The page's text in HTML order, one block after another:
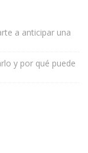
a anticipar una
y por qué puede